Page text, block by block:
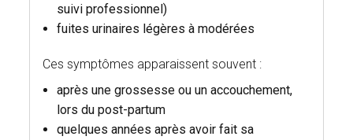
suivi professionnel)
fuites urinaires légères à modérées
Ces symptômes apparaissent souvent :
après une grossesse ou un accouchement,
lors du post-partum
quelques années après avoir fait sa